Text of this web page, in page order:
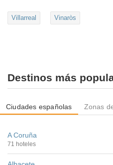
Villarreal Vinaròs
Destinos más
Ciudades españolas Zonas
A Coruña
71 hoteles